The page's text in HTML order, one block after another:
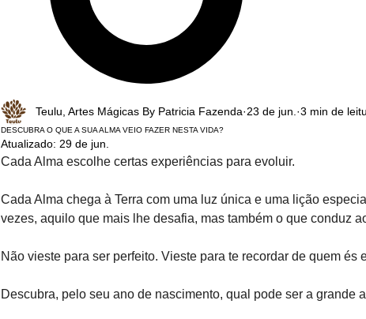
DESCUBRA O QUE A SUA ALMA VEIO FAZER NESTA VIDA?
Teulu, Artes Mágicas By Patricia Fazenda 23 de jun. 3 min de
Atualizado: 29 de jun.
Cada Alma escolhe certas experiências para evoluir.
Cada Alma chega à Terra com uma luz única e uma lição
vezes, aquilo que mais lhe desafia, mas também o que conduz
Não vieste para ser perfeito. Vieste para te recordar de quem és
Descubra, pelo seu ano de nascimento, qual pode ser a grande